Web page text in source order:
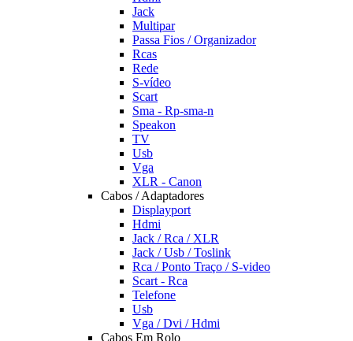
Jack
Multipar
Passa Fios / Organizador
Rcas
Rede
S-vídeo
Scart
Sma - Rp-sma-n
Speakon
TV
Usb
Vga
XLR - Canon
Cabos / Adaptadores
Displayport
Hdmi
Jack / Rca / XLR
Jack / Usb / Toslink
Rca / Ponto Traço / S-video
Scart - Rca
Telefone
Usb
Vga / Dvi / Hdmi
Cabos Em Rolo